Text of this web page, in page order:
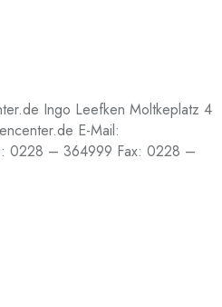
Ingo Leefken Moltkeplatz 4
E-Mail:
0228 – 364999 Fax: 0228 –